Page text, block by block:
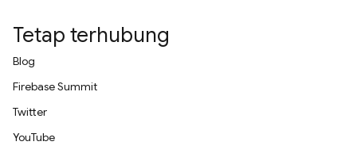
Tetap terhubung
Blog
Firebase Summit
Twitter
YouTube